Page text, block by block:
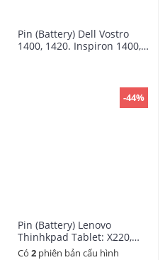
Pin (Battery) Dell Vostro
1400, 1420. Inspiron 1400,
-44%
Pin (Battery) Lenovo
Thinhkpad Tablet: X220,
X220i, X220t, X230t
Có 2phiên bản cấu hình